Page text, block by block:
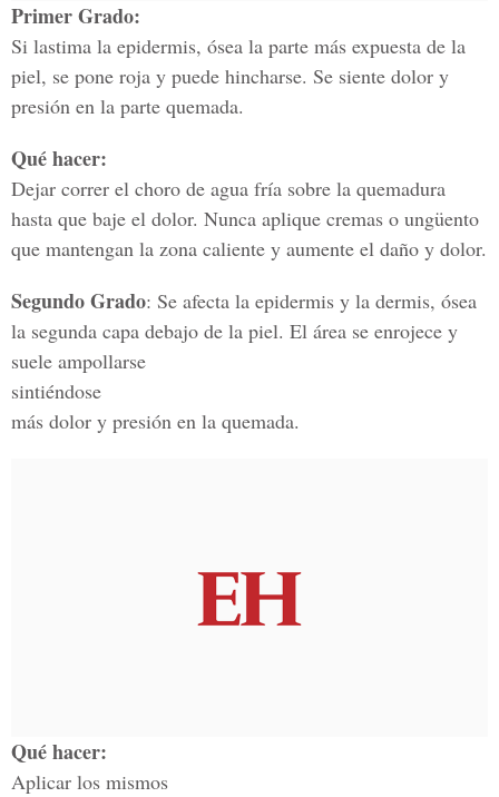
Primer Grado:
Si lastima la epidermis, ósea la parte más expuesta de la
piel, se pone roja y puede hincharse. Se siente dolor y
presión en la parte quemada.
Qué hacer:
Dejar correr el choro de agua fría sobre la quemadura
hasta que baje el dolor. Nunca aplique cremas o ungüento
que mantengan la zona caliente y aumente el daño y dolor.
Segundo Grado: Se afecta la epidermis y la dermis, ósea
la segunda capa debajo de la piel. El área se enrojece y
suele ampollarse
sintiéndose
más dolor y presión en la quemada.
Qué hacer:
Aplicar los mismos